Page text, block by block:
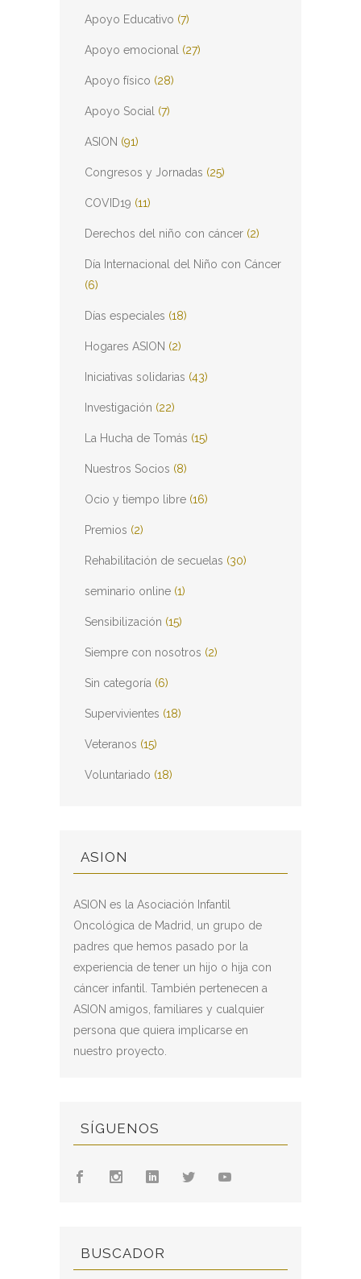
Apoyo Educativo (7)
Apoyo emocional (27)
Apoyo físico (28)
Apoyo Social (7)
ASION (91)
Congresos y Jornadas (25)
COVID19 (11)
Derechos del niño con cáncer (2)
Día Internacional del Niño con Cáncer
(6)
Días especiales (18)
Hogares ASION (2)
Iniciativas solidarias (43)
Investigación (22)
La Hucha de Tomás (15)
Nuestros Socios (8)
Ocio y tiempo libre (16)
Premios (2)
Rehabilitación de secuelas (30)
seminario online (1)
Sensibilización (15)
Siempre con nosotros (2)
Sin categoría (6)
Supervivientes (18)
Veteranos (15)
Voluntariado (18)
ASION
ASION es la Asociación Infantil
Oncológica de Madrid, un grupo de
padres que hemos pasado por la
experiencia de tener un hijo o hija con
cáncer infantil. También pertenecen a
ASION amigos, familiares y cualquier
persona que quiera implicarse en
nuestro proyecto.
SÍGUENOS
BUSCADOR